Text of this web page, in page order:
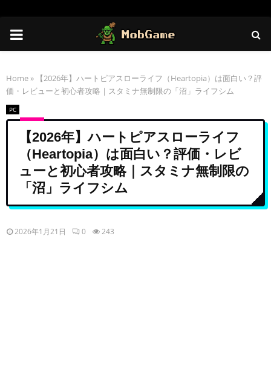
PRIMARY
Home »
【2026年】ハートピアスローライフ（Heartopia）は面白い？評
価・レビューと初心者攻略｜スタミナ無制限の「沼」ライフシム
PC
【2026年】ハートピアスローライフ
（Heartopia）は面白い？評価・レビ
ューと初心者攻略｜スタミナ無制限の
「沼」ライフシム
2026年1月21日 0 243